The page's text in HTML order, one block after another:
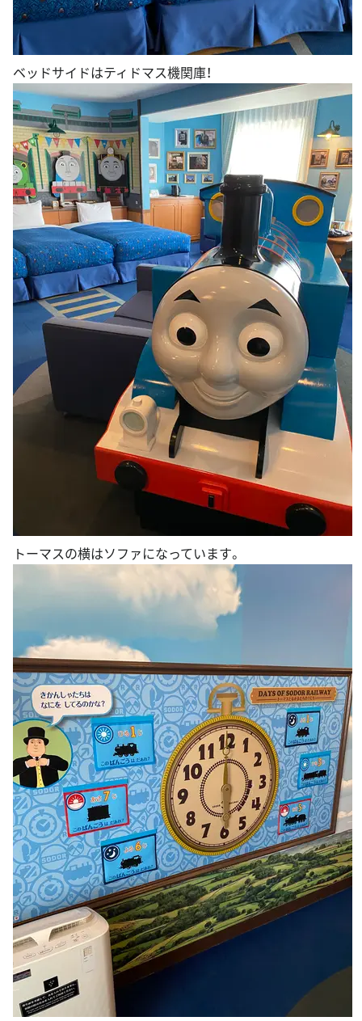
ベッドサイドはティドマス機関庫！
トーマスの横はソファになっています。